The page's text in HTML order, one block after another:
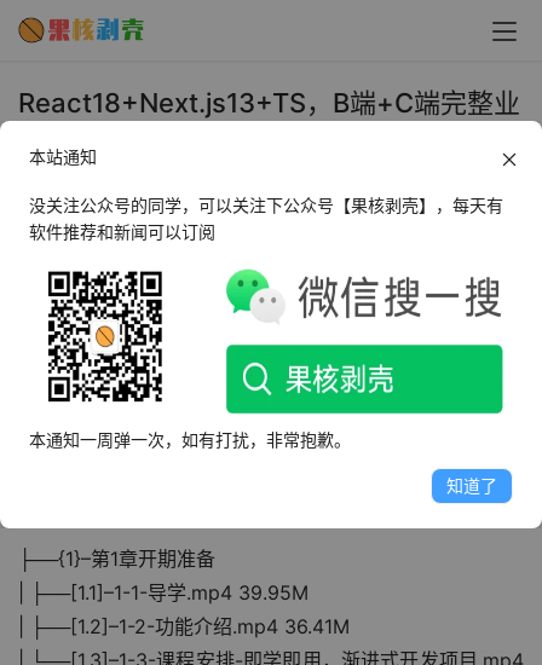
React18+Next.js13+TS，B端+C端完整业
2024年8月21日 上午11:35 • 学习视频
从React、TS到Mock.js到Next.js再到设计思想，能学到非
常多的东西。对于没接触过React的同学来说也非常友好，
课程是从React零基础讲起的，最后也使用React做了一个
较为复杂的低代码平台，理论结合实战.双越老师的课每一
├──{1}–第1章开期准备
| ├──[1.1]–1-1-导学.mp4 39.95M
| ├──[1.2]–1-2-功能介绍.mp4 36.41M
| └──[1.3]–1-3-课程安排-即学即用，渐进式开发项目.mp4
本站通知
没关注公众号的同学，可以关注下公众号【果核剥壳】，每天有
软件推荐和新闻可以订阅
本通知一周弹一次，如有打扰，非常抱歉。
知道了